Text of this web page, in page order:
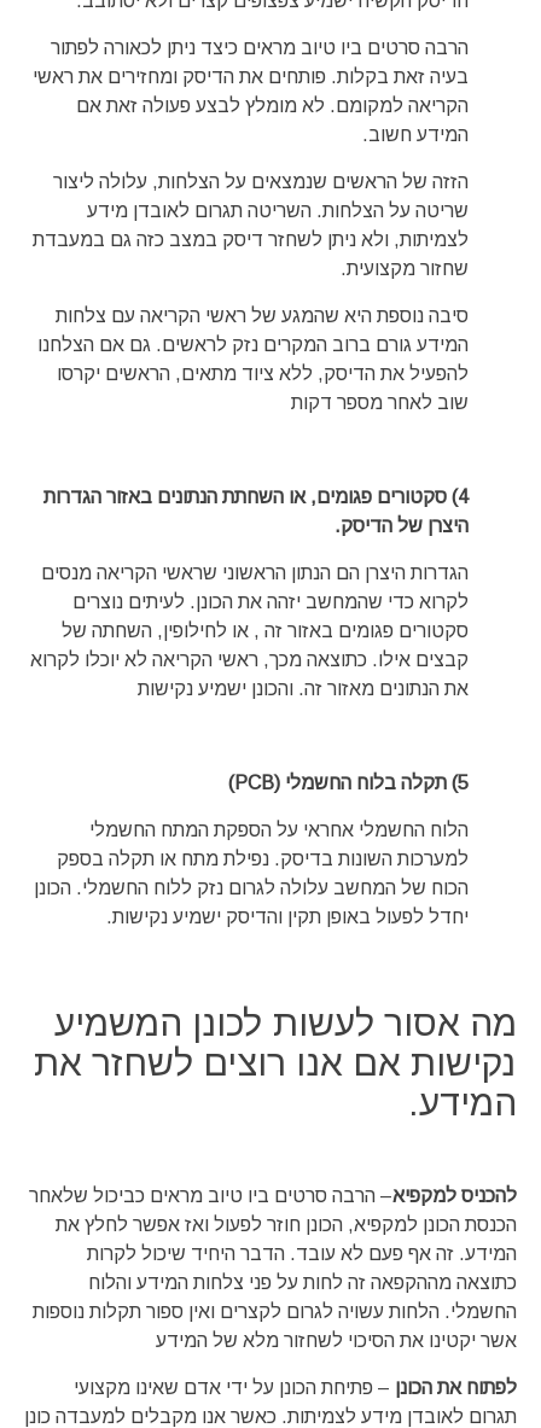
הרבה סרטים ביו טיוב מראים כיצד ניתן לכאורה לפתור
בעיה זאת בקלות. פותחים את הדיסק ומחזירים את ראשי
הקריאה למקומם. לא מומלץ לבצע פעולה זאת אם
המידע חשוב.
הזזה של הראשים שנמצאים על הצלחות, עלולה ליצור
שריטה על הצלחות. השריטה תגרום לאובדן מידע
לצמיתות, ולא ניתן לשחזר דיסק במצב כזה גם במעבדת
שחזור מקצועית.
סיבה נוספת היא שהמגע של ראשי הקריאה עם צלחות
המידע גורם ברוב המקרים נזק לראשים. גם אם הצלחנו
להפעיל את הדיסק, ללא ציוד מתאים, הראשים יקרסו
שוב לאחר מספר דקות
4) סקטורים פגומים, או השחתת הנתונים באזור הגדרות
היצרן של הדיסק.
הגדרות היצרן הם הנתון הראשוני שראשי הקריאה מנסים
לקרוא כדי שהמחשב יזהה את הכונן. לעיתים נוצרים
סקטורים פגומים באזור זה , או לחילופין, השחתה של
קבצים אילו. כתוצאה מכך, ראשי הקריאה לא יוכלו לקרוא
את הנתונים מאזור זה. והכונן ישמיע נקישות
5) תקלה בלוח החשמלי (PCB)
הלוח החשמלי אחראי על הספקת המתח החשמלי
למערכות השונות בדיסק. נפילת מתח או תקלה בספק
הכוח של המחשב עלולה לגרום נזק ללוח החשמלי. הכונן
יחדל לפעול באופן תקין והדיסק ישמיע נקישות.
מה אסור לעשות לכונן המשמיע
נקישות אם אנו רוצים לשחזר את
המידע.
להכניס למקפיא– הרבה סרטים ביו טיוב מראים כביכול שלאחר
הכנסת הכונן למקפיא, הכונן חוזר לפעול ואז אפשר לחלץ את
המידע. זה אף פעם לא עובד. הדבר היחיד שיכול לקרות
כתוצאה מההקפאה זה לחות על פני צלחות המידע והלוח
החשמלי. הלחות עשויה לגרום לקצרים ואין ספור תקלות נוספות
אשר יקטינו את הסיכוי לשחזור מלא של המידע
לפתוח את הכונן – פתיחת הכונן על ידי אדם שאינו מקצועי
תגרום לאובדן מידע לצמיתות. כאשר אנו מקבלים למעבדה כונן